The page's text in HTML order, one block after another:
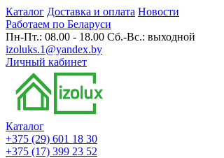
Каталог Доставка и оплата Новости
Работаем по Беларуси
Пн-Пт.: 08.00 - 18.00 Сб.-Вс.: выходной
izoluks.1@yandex.by
Личный кабинет
Каталог
+375 (29) 601 18 30
+375 (17) 399 23 52